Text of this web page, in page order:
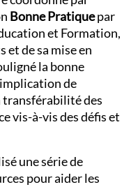
Bonne Pratiquepar
et Formation,
et de sa mise en
la bonne
de
transférabilité des
vis-à-vis des défis et
une série de
pour aider les